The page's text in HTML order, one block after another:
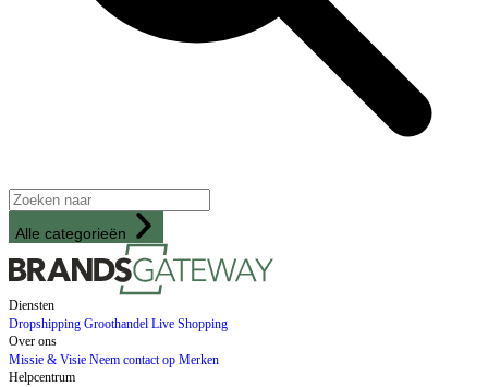
Alle categorieën
Diensten
Dropshipping Groothandel Live Shopping
Over ons
Missie & Visie Neem contact op Merken
Helpcentrum